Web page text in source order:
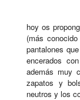
hoy os
(más
pantalones
encerados
además muy
zapatos y
neutros y los